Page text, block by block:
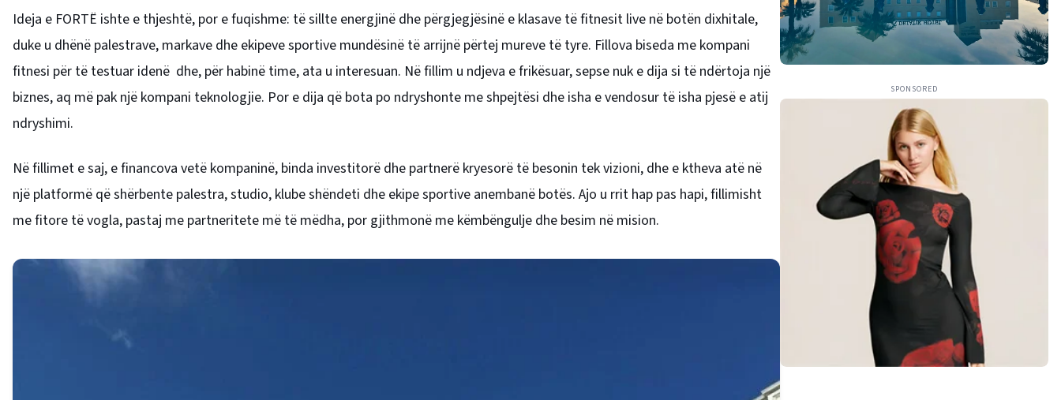
Ideja e FORTË ishte e thjeshtë, por e fuqishme: të sillte energjinë dhe përgjegjësinë e klasave të fitnesit live në botën dixhitale,
duke u dhënë palestrave, markave dhe ekipeve sportive mundësinë të arrijnë përtej mureve të tyre. Fillova biseda me kompani
fitnesi për të testuar idenë dhe, për habinë time, ata u interesuan. Në fillim u ndjeva e frikësuar, sepse nuk e dija si të ndërtoja një
biznes, aq më pak një kompani teknologjie. Por e dija që bota po ndryshonte me shpejtësi dhe isha e vendosur të isha pjesë e atij
ndryshimi.
Në fillimet e saj, e financova vetë kompaninë, binda investitorë dhe partnerë kryesorë të besonin tek vizioni, dhe e ktheva atë në
një platformë që shërbente palestra, studio, klube shëndeti dhe ekipe sportive anembanë botës. Ajo u rrit hap pas hapi, fillimisht
me fitore të vogla, pastaj me partneritete më të mëdha, por gjithmonë me këmbëngulje dhe besim në mision.
SPONSORED